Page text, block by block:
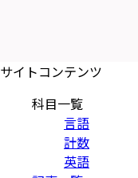
サイトコンテンツ
科目一覧
言語
計数
英語